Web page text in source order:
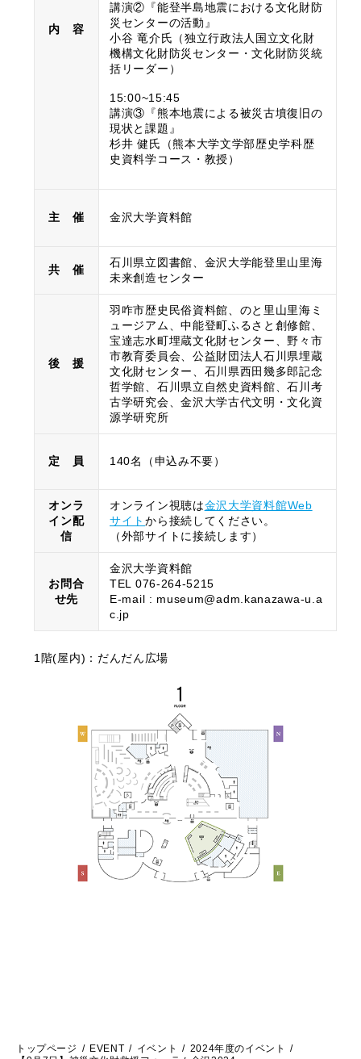
内 容
講演②『能登半島地震における文化財防
災センターの活動』
小谷 竜介氏（独立行政法人国立文化財
機構文化財防災センター・文化財防災統
括リーダー）
15:00~15:45
講演③『熊本地震による被災古墳復旧の
現状と課題』
杉井 健氏（熊本大学文学部歴史学科歴
史資料学コース・教授）
主 催 金沢大学資料館
共 催
石川県立図書館、金沢大学能登里山里海
未来創造センター
後 援
羽咋市歴史民俗資料館、のと里山里海ミ
ュージアム、中能登町ふるさと創修館、
宝達志水町埋蔵文化財センター、野々市
市教育委員会、公益財団法人石川県埋蔵
文化財センター、石川県西田幾多郎記念
哲学館、石川県立自然史資料館、石川考
古学研究会、金沢大学古代文明・文化資
源学研究所
定 員 140名（申込み不要）
オンラ
イン配
信
オンライン視聴は金沢大学資料館Web
サイトから接続してください。
（外部サイトに接続します）
お問合
せ先
金沢大学資料館
TEL 076-264-5215
E-mail : museum@adm.kanazawa-u.a
c.jp
1階(屋内)：だんだん広場
トップページ EVENT イベント
2024年度のイベント